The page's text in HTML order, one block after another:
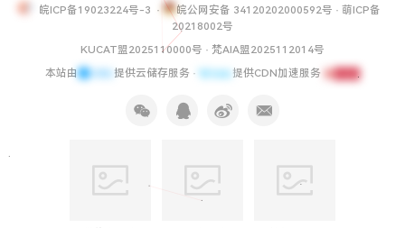
皖ICP备19023224号-3 · 皖公网安备 34120202000592号 · 萌ICP备
20218002号
KUCAT盟2025110000号 · 梵AIA盟2025112014号
本站由
提供云储存服务 · 提供CDN加速服务